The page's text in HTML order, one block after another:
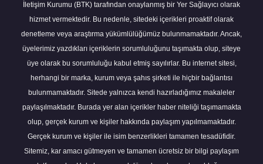
İletişim Kurumu (BTK) tarafından onaylanmış bir Yer Sağlayıcı olarak
hizmet vermektedir. Bu nedenle, sitedeki içerikleri proaktif olarak
denetleme veya araştırma yükümlülüğümüz bulunmamaktadır. Ancak,
üyelerimiz yazdıkları içeriklerin sorumluluğunu taşımakta olup, siteye
üye olarak bu sorumluluğu kabul etmiş sayılırlar. Bu internet sitesi,
herhangi bir marka, kurum veya şahıs şirketi ile hiçbir bağlantısı
bulunmamaktadır. Sitede yalnızca kendi hazırladığımız makaleler
paylaşılmaktadır. Burada yer alan içerikler haber niteliği taşımamakta
olup, gerçek kurum ve kişiler hakkında paylaşım yapılmamaktadır.
Gerçek kurum ve kişiler ile isim benzerlikleri tamamen tesadüfidir.
Sitemiz, kar amacı gütmeyen ve tamamen ücretsiz bir bilgi paylaşım